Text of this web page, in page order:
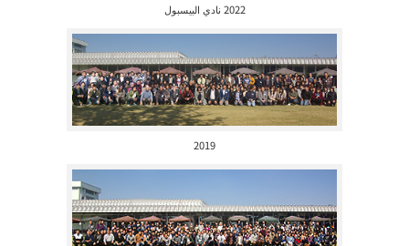
2022 نادي البيسبول
2019